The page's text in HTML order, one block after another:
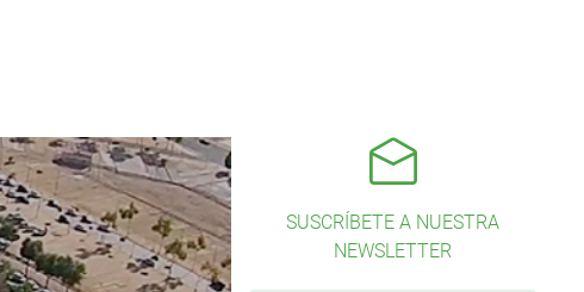
SUSCRÍBETE A NUESTRA
NEWSLETTER